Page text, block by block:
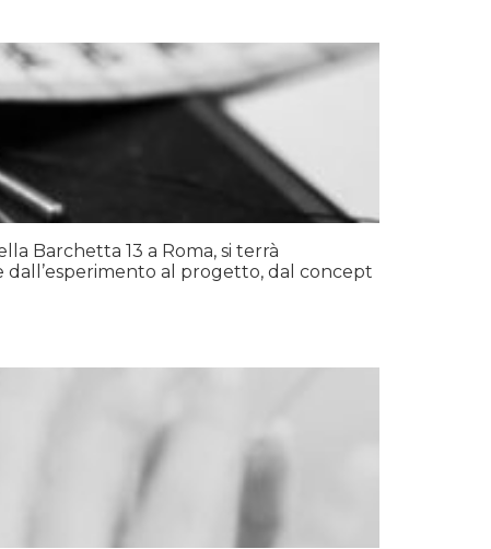
Barchetta 13 a Roma, si terrà
dall’esperimento al progetto, dal concept